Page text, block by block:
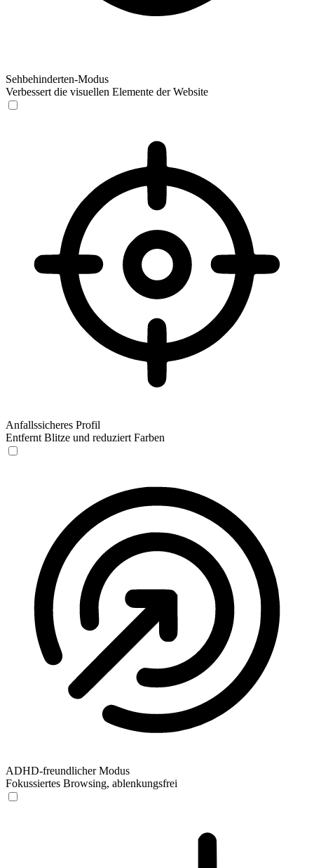
Sehbehinderten-Modus
Verbessert die visuellen Elemente der Website
Anfallssicheres Profil
Entfernt Blitze und reduziert Farben
ADHD-freundlicher Modus
Fokussiertes Browsing, ablenkungsfrei